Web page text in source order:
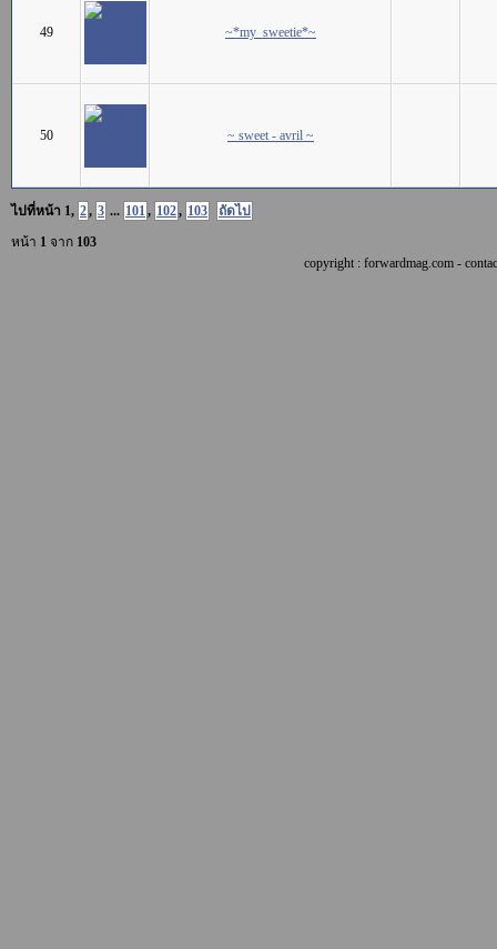
49 ~*my_sweetie*~
50 ~ sweet - avril ~
ไปที่หน้า 1, 2, 3 ... 101, 102, 103
ถัดไป
หน้า 1 จาก 103
copyright : forwardmag.com -